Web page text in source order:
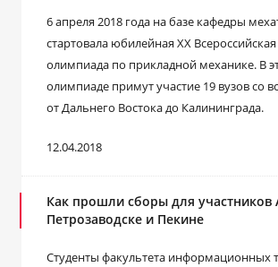
6 апреля 2018 года на базе кафедры
стартовала юбилейная XX Всероссийская
олимпиада по прикладной механике. В
олимпиаде примут участие 19 вузов со
от Дальнего Востока до Калининграда.
12.04.2018
Как прошли сборы для участников
Петрозаводске и Пекине
Студенты факультета информационных